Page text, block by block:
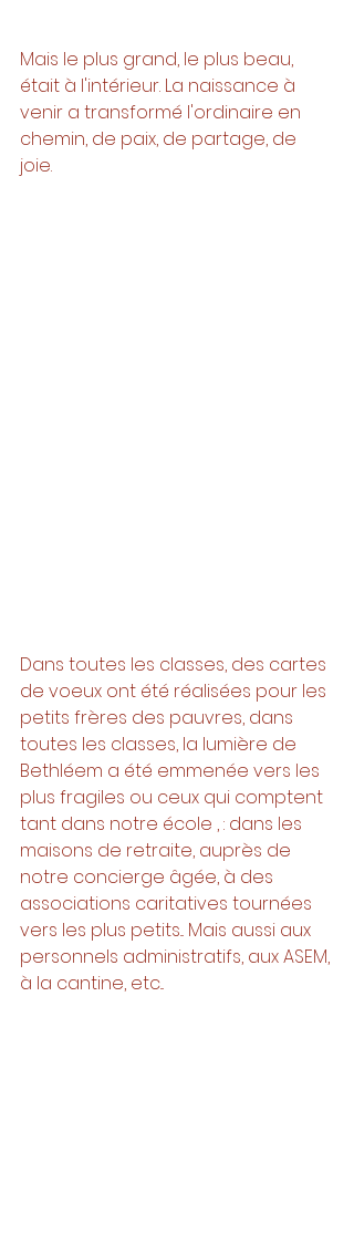
Mais le plus grand, le plus beau,
était à l'intérieur. La naissance à
venir a transformé l'ordinaire en
chemin, de paix, de partage, de
joie.
Dans toutes les classes, des cartes
de voeux ont été réalisées pour les
petits frères des pauvres, dans
toutes les classes, la lumière de
Bethléem a été emmenée vers les
plus fragiles ou ceux qui comptent
tant dans notre école , : dans les
maisons de retraite, auprès de
notre concierge âgée, à des
associations caritatives tournées
vers les plus petits... Mais aussi aux
personnels administratifs, aux ASEM,
à la cantine, etc...